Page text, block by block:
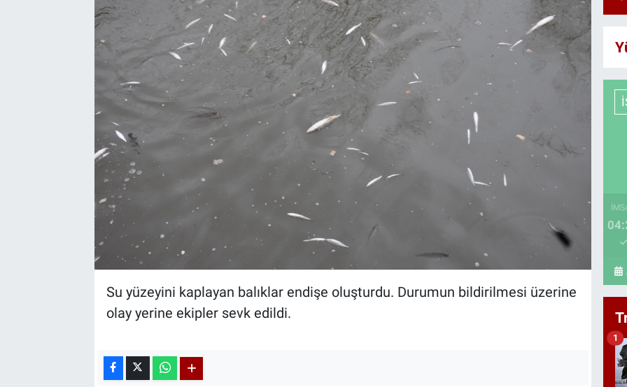
Su yüzeyini kaplayan balıklar endişe oluşturdu. Durumun bildirilmesi üzerine
olay yerine ekipler sevk edildi.
1